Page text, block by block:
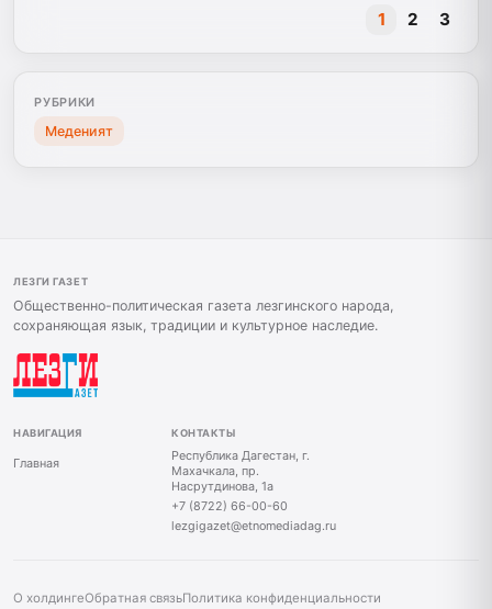
1 2 3
РУБРИКИ
Меденият
ЛЕЗГИ ГАЗЕТ
Общественно-политическая газета лезгинского народа,
сохраняющая язык, традиции и культурное наследие.
НАВИГАЦИЯ
Главная
КОНТАКТЫ
Республика Дагестан, г.
Махачкала, пр.
Насрутдинова, 1а
+7 (8722) 66-00-60
lezgigazet@etnomediadag.ru
О холдингеОбратная связьПолитика конфиденциальности